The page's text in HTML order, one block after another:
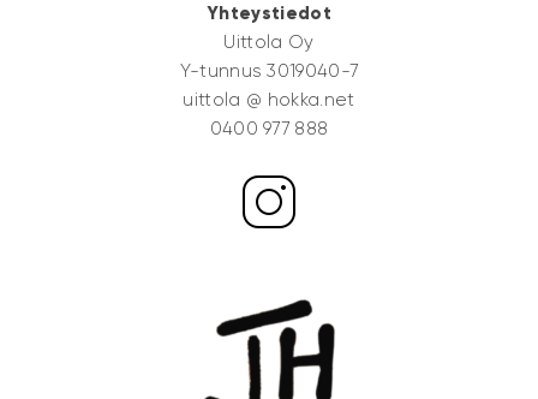
Yhteystiedot
Uittola Oy
Y-tunnus 3019040-7
uittola @ hokka.net
0400 977 888